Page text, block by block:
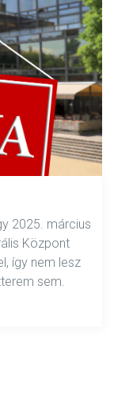
2025. március
Központ
így nem lesz
sem.